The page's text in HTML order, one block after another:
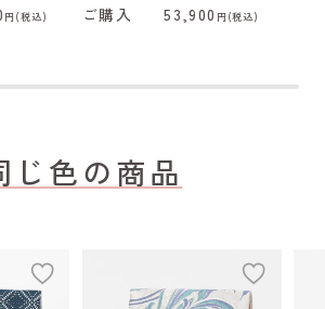
円(税込) ご購入 53,900 円(税込)
じ色の商品